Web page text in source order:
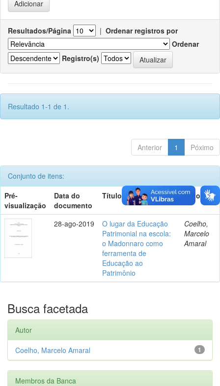
Resultados/Página | Ordenar registros por
Ordenar
Registro(s)
Resultado 1-1 de 1.
Anterior 1 Póximo
Conjunto de itens:
Pré-
visualização
Data do
documento
Título Autor(es)
28-ago-2019
O lugar da Educação
Patrimonial na escola:
o Madonnaro como
ferramenta de
Educação ao
Patrimônio
Coelho,
Marcelo
Amaral
Busca facetada
Autor
1
Coelho, Marcelo Amaral
Membros da Banca